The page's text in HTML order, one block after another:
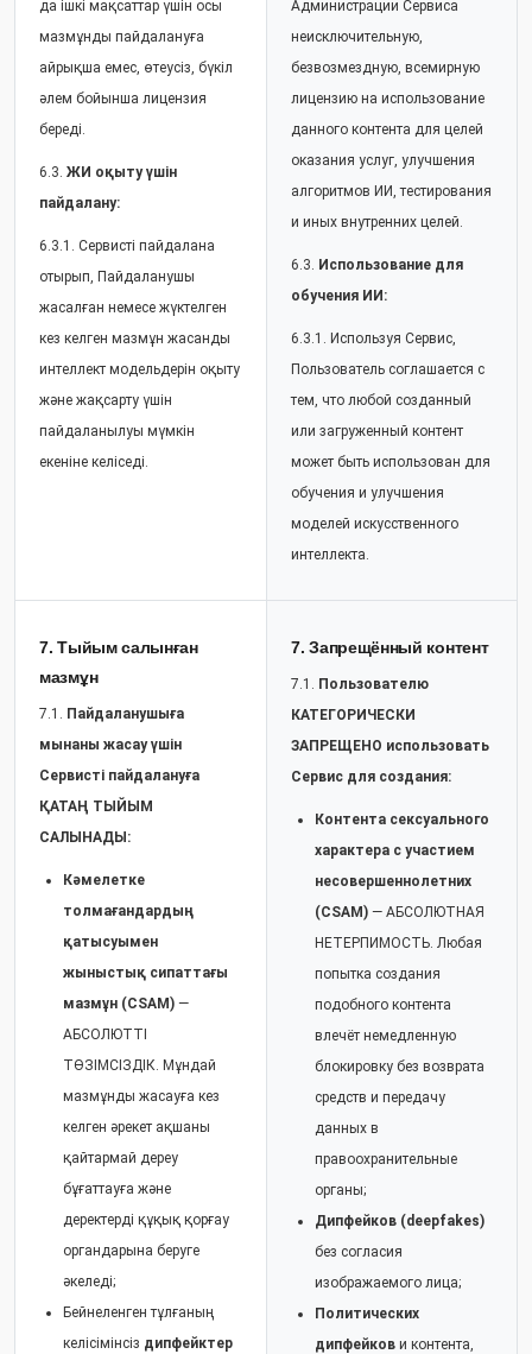
да ішкі мақсаттар үшін осы
мазмұнды пайдалануға
айрықша емес, өтеусіз, бүкіл
әлем бойынша лицензия
береді.
6.3. ЖИ оқыту үшін
пайдалану:
6.3.1. Сервисті пайдалана
отырып, Пайдаланушы
жасалған немесе жүктелген
кез келген мазмұн жасанды
интеллект модельдерін оқыту
және жақсарту үшін
пайдаланылуы мүмкін
екеніне келіседі.
Администрации Сервиса
неисключительную,
безвозмездную, всемирную
лицензию на использование
данного контента для целей
оказания услуг, улучшения
алгоритмов ИИ, тестирования
и иных внутренних целей.
6.3. Использование для
обучения ИИ:
6.3.1. Используя Сервис,
Пользователь соглашается с
тем, что любой созданный
или загруженный контент
может быть использован для
обучения и улучшения
моделей искусственного
интеллекта.
7. Тыйым салынған
мазмұн
7.1. Пайдаланушыға
мынаны жасау үшін
Сервисті пайдалануға
ҚАТАҢ ТЫЙЫМ
САЛЫНАДЫ:
Кәмелетке
толмағандардың
қатысуымен
жыныстық сипаттағы
мазмұн (CSAM) —
АБСОЛЮТТІ
ТӨЗІМСІЗДІК. Мұндай
мазмұнды жасауға кез
келген әрекет ақшаны
қайтармай дереу
бұғаттауға және
деректерді құқық қорғау
органдарына беруге
әкеледі;
Бейнеленген тұлғаның
келісімінсіз дипфейктер
7. Запрещённый контент
7.1. Пользователю
КАТЕГОРИЧЕСКИ
ЗАПРЕЩЕНО использовать
Сервис для создания:
Контента сексуального
характера с участием
несовершеннолетних
(CSAM) — АБСОЛЮТНАЯ
НЕТЕРПИМОСТЬ. Любая
попытка создания
подобного контента
влечёт немедленную
блокировку без возврата
средств и передачу
данных в
правоохранительные
органы;
Дипфейков (deepfakes)
без согласия
изображаемого лица;
Политических
дипфейков и контента,